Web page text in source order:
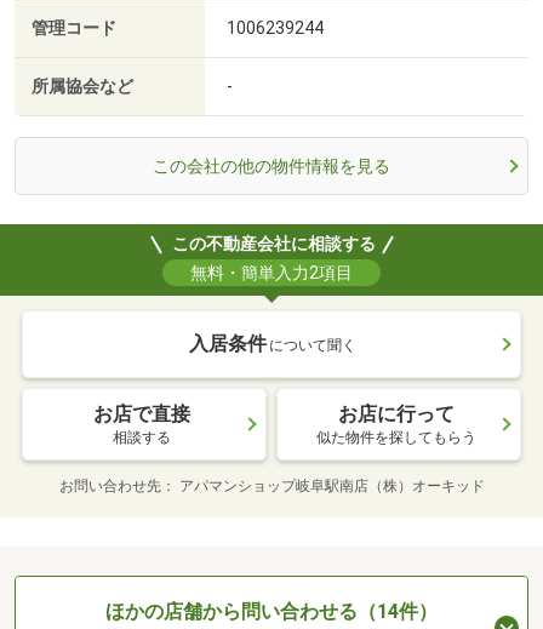
管理コード 1006239244
所属協会など -
この会社の他の物件情報を見る
この不動産会社に相談する
無料・簡単入力2項目
入居条件 について聞く
お店で直接
相談する
お店に行って
似た物件を探してもらう
お問い合わせ先 アパマンショップ岐阜駅南店（株）オーキッド
ほかの店舗から問い合わせる（14件）